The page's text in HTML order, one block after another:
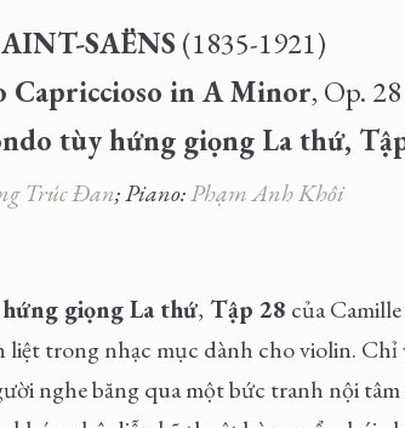
SAËNS (1835-1921)
in A Minor, Op. 28
tùy hứng giọng La thứ,
Trúc Đan; Piano:Phạm Anh Khôi
giọng La thứ, Tập 28 của
trong nhạc mục dành cho violin.
nghe băng qua một bức tranh nội